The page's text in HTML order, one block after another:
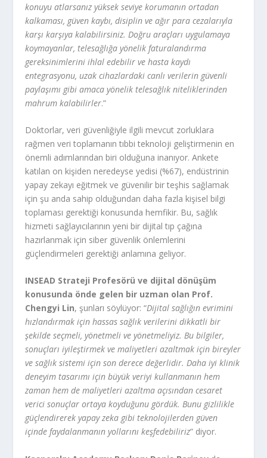
konuyu atlarsanız yüksek seviye korumanın ortadan
kalkaması, güven kaybı, disiplin ve ağır para cezalarıyla
karşı karşıya kalabilirsiniz. Doğru araçları uygulamaya
koymayanlar, telesağlığa yönelik faturalandırma
gereksinimlerini ihlal edebilir ve hasta kaydı
entegrasyonu, uzak cihazlardaki canlı verilerin güvenli
paylaşımı gibi amaca yönelik telesağlık niteliklerinden
mahrum kalabilirler.”
Doktorlar, veri güvenliğiyle ilgili mevcut zorluklara
rağmen veri toplamanın tıbbi teknoloji geliştirmenin en
önemli adımlarından biri olduğuna inanıyor. Ankete
katılan on kişiden neredeyse yedisi (%67), endüstrinin
yapay zekayı eğitmek ve güvenilir bir teşhis sağlamak
için şu anda sahip olduğundan daha fazla kişisel bilgi
toplaması gerektiği konusunda hemfikir. Bu, sağlık
hizmeti sağlayıcılarının yeni bir dijital tıp çağına
hazırlanmak için siber güvenlik önlemlerini
güçlendirmeleri gerektiği anlamına geliyor.
INSEAD Strateji Profesörü ve dijital dönüşüm
konusunda önde gelen bir uzman olan Prof.
Chengyi Lin, şunları söylüyor: “Dijital sağlığın evrimini
hızlandırmak için hassas sağlık verilerini dikkatli bir
şekilde seçmeli, yönetmeli ve yönetmeliyiz. Bu bilgiler,
sonuçları iyileştirmek ve maliyetleri azaltmak için bireyler
ve sağlık sistemi için son derece değerlidir. Daha iyi klinik
deneyim tasarımı için büyük veriyi kullanmanın hem
zaman hem de maliyetleri azaltma açısından cesaret
verici sonuçlar ortaya koyduğunu gördük. Bunu gizlilikle
güçlendirerek yapay zeka gibi teknolojilerden güven
içinde faydalanmanın yollarını keşfedebiliriz” diyor.